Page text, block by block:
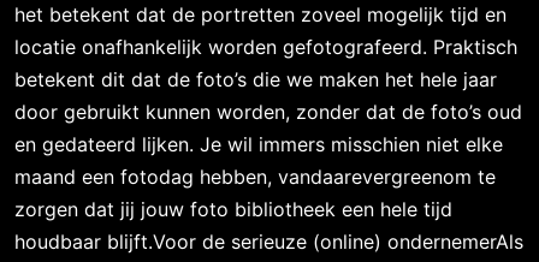
het betekent dat de portretten zoveel mogelijk tijd en
locatie onafhankelijk worden gefotografeerd. Praktisch
betekent dit dat de foto’s die we maken het hele jaar
door gebruikt kunnen worden, zonder dat de foto’s oud
en gedateerd lijken. Je wil immers misschien niet elke
maand een fotodag hebben, vandaarevergreenom te
zorgen dat jij jouw foto bibliotheek een hele tijd
houdbaar blijft.Voor de serieuze (online) ondernemerAls